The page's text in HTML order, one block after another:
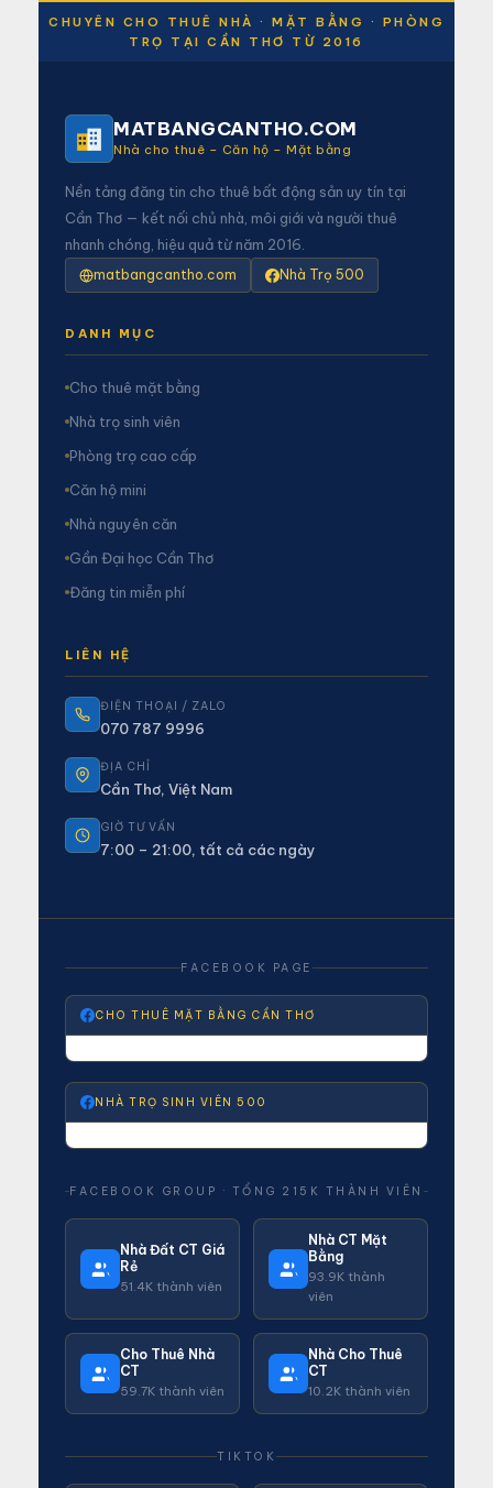
CHUYÊN CHO THUÊ NHÀ · MẶT BẰNG · PHÒNG
TRỌ TẠI CẦN THƠ TỪ 2016
MATBANGCANTHO.COM
Nhà cho thuê – Căn hộ – Mặt bằng
Nền tảng đăng tin cho thuê bất động sản uy tín tại
Cần Thơ — kết nối chủ nhà, môi giới và người thuê
nhanh chóng, hiệu quả từ năm 2016.
matbangcantho.com Nhà Trọ 500
DANH MỤC
Cho thuê mặt bằng
Nhà trọ sinh viên
Phòng trọ cao cấp
Căn hộ mini
Nhà nguyên căn
Gần Đại học Cần Thơ
Đăng tin miễn phí
LIÊN HỆ
ĐIỆN THOẠI / ZALO
070 787 9996
ĐỊA CHỈ
Cần Thơ, Việt Nam
GIỜ TƯ VẤN
7:00 – 21:00, tất cả các ngày
FACEBOOK PAGE
CHO THUÊ MẶT BẰNG CẦN THƠ
NHÀ TRỌ SINH VIÊN 500
FACEBOOK GROUP · TỔNG 215K THÀNH VIÊN
Nhà Đất CT Giá
Rẻ
51.4K thành viên
Nhà CT Mặt
Bằng
93.9K thành
viên
Cho Thuê Nhà
CT
59.7K thành viên
Nhà Cho Thuê
CT
10.2K thành viên
TIKTOK